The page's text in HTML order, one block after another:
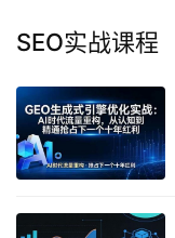
SEO实战课程